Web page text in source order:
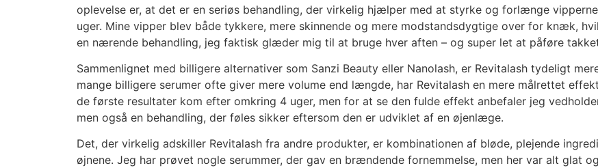
oplevelse er, at det er en seriøs behandling, der virkelig hjælper med at styrke og forlænge
uger. Mine vipper blev både tykkere, mere skinnende og mere modstandsdygtige over for knæk,
en nærende behandling, jeg faktisk glæder mig til at bruge hver aften – og super let at påføre
Sammenlignet med billigere alternativer som Sanzi Beauty eller Nanolash, er Revitalash tydeligt
mange billigere serumer ofte giver mere volume end længde, har Revitalash en mere målrettet
de første resultater kom efter omkring 4 uger, men for at se den fulde effekt anbefaler jeg
men også en behandling, der føles sikker eftersom den er udviklet af en øjenlæge.
Det, der virkelig adskiller Revitalash fra andre produkter, er kombinationen af bløde, plejende
øjnene. Jeg har prøvet nogle serummer, der gav en brændende fornemmelse, men her var alt glat